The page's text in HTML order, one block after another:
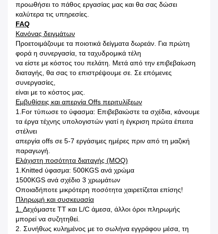
προωθήσει το πάθος εργασίας μας και θα σας δώσει
καλύτερα τις υπηρεσίες.
FAQ
Κανόνας δειγμάτων
Προετοιμάζουμε τα ποιοτικά δείγματα δωρεάν. Για πρώτη
φορά η συνεργασία, τα ταχυδρομικά τέλη
να είστε με κόστος του πελάτη. Μετά από την επιβεβαίωση
διαταγής, θα σας το επιστρέψουμε σε. Σε επόμενες
συνεργασίες,
είναι με το κόστος μας.
Εμβυθίσεις και απεργία Offs περιτυλίξεων
1.For τύπωσε το ύφασμα: Επιβεβαιώστε τα σχέδια, κάνουμε
τα έργα τέχνης υπολογιστών γιατί η έγκριση πρώτα έπειτα
στέλνει
απεργία offs σε 5-7 εργάσιμες ημέρες πριν από τη μαζική
παραγωγή.
Ελάχιστη ποσότητα διαταγής (MOQ)
1.Knitted ύφασμα: 500KGS ανά χρώμα
1500KGS ανά σχέδιο 3 χρωμάτων
Οποιαδήποτε μικρότερη ποσότητα χαιρετίζεται επίσης!
Πληρωμή και συσκευασία
1. Δεχόμαστε TT και L/C άμεσα, άλλοι όροι πληρωμής
μπορεί να συζητηθεί.
2. Συνήθως κυλημένος με το σωλήνα εγγράφου μέσα, τη